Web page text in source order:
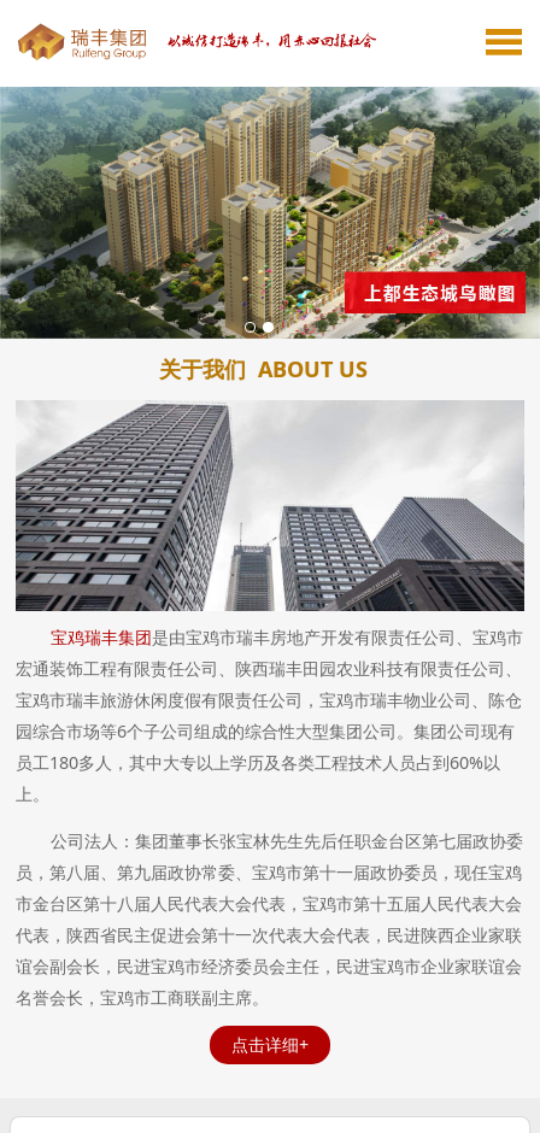
关于我们 ABOUT US
宝鸡瑞丰集团是由宝鸡市瑞丰房地产开发有限责任公司、宝鸡市
宏通装饰工程有限责任公司、陕西瑞丰田园农业科技有限责任公司、
宝鸡市瑞丰旅游休闲度假有限责任公司，宝鸡市瑞丰物业公司、陈仓
园综合市场等6个子公司组成的综合性大型集团公司。集团公司现有
员工180多人，其中大专以上学历及各类工程技术人员占到60%以
上。
公司法人：集团董事长张宝林先生先后任职金台区第七届政协委
员，第八届、第九届政协常委、宝鸡市第十一届政协委员，现任宝鸡
市金台区第十八届人民代表大会代表，宝鸡市第十五届人民代表大会
代表，陕西省民主促进会第十一次代表大会代表，民进陕西企业家联
谊会副会长，民进宝鸡市经济委员会主任，民进宝鸡市企业家联谊会
名誉会长，宝鸡市工商联副主席。
点击详细+